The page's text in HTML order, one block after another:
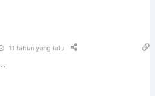
11 tahun yang lalu